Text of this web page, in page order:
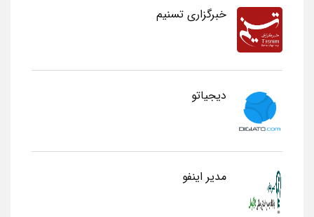
خبرگزاری تسنیم
دیجیاتو
مدیر اینفو